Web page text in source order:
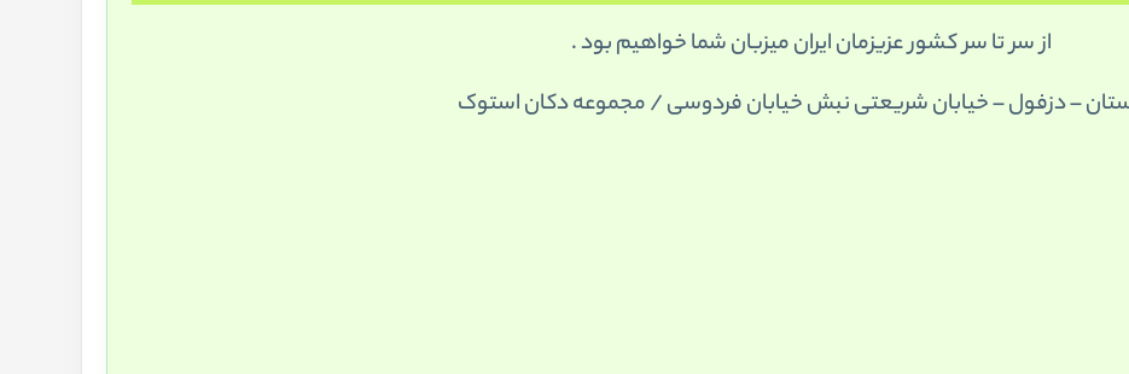
از سر تا سر کشور عزیزمان ایران میزبان شما خواهیم بود .
– دزفول – خیابان شریعتی نبش خیابان فردوسی / مجموعه دکان استوک